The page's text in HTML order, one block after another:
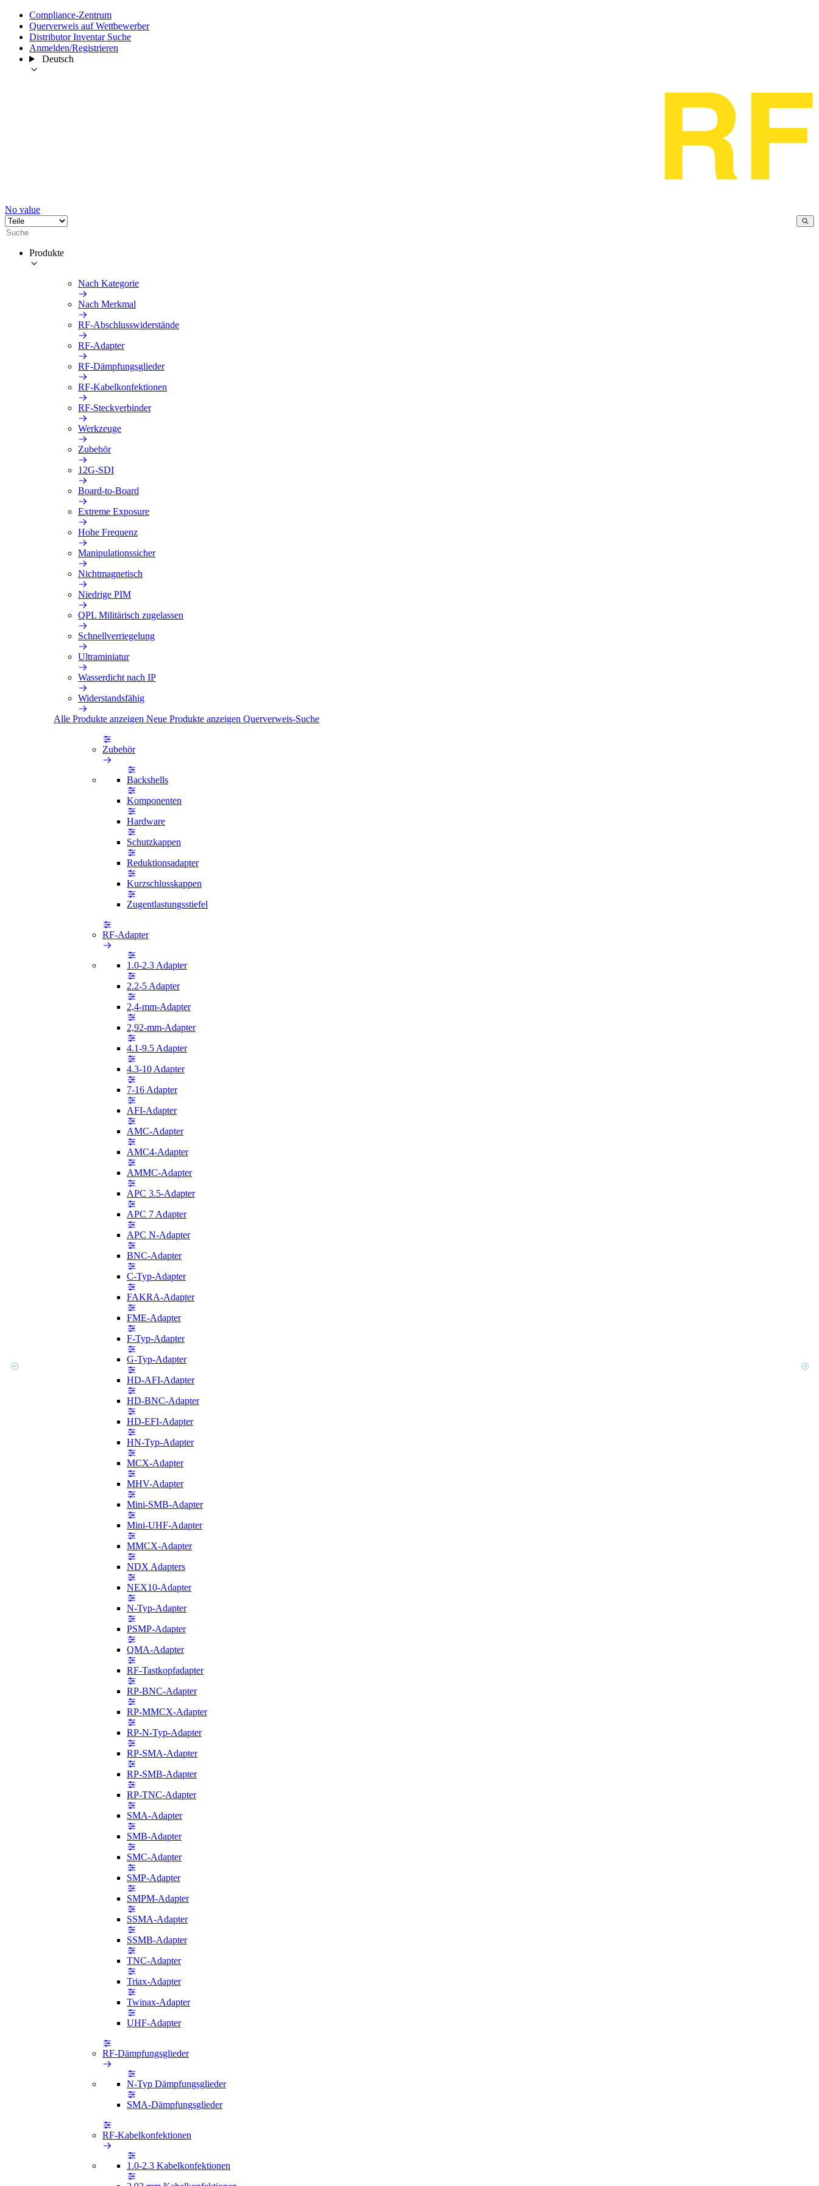
Compliance-Zentrum
Querverweis auf Wettbewerber
Distributor Inventar Suche
Anmelden/Registrieren
Deutsch
No value
Produkte
Nach Kategorie
Nach Merkmal
RF-Abschlusswiderstände
RF-Adapter
RF-Dämpfungsglieder
RF-Kabelkonfektionen
RF-Steckverbinder
Werkzeuge
Zubehör
12G-SDI
Board-to-Board
Extreme Exposure
Hohe Frequenz
Manipulationssicher
Nichtmagnetisch
Niedrige PIM
QPL Militärisch zugelassen
Schnellverriegelung
Ultraminiatur
Wasserdicht nach IP
Widerstandsfähig
Alle Produkte anzeigen Neue Produkte anzeigen Querverweis-Suche
Zubehör
Backshells
Komponenten
Hardware
Schutzkappen
Reduktionsadapter
Kurzschlusskappen
Zugentlastungsstiefel
RF-Adapter
1.0-2.3 Adapter
2.2-5 Adapter
2,4-mm-Adapter
2,92-mm-Adapter
4.1-9.5 Adapter
4.3-10 Adapter
7-16 Adapter
AFI-Adapter
AMC-Adapter
AMC4-Adapter
AMMC-Adapter
APC 3.5-Adapter
APC 7 Adapter
APC N-Adapter
BNC-Adapter
C-Typ-Adapter
FAKRA-Adapter
FME-Adapter
F-Typ-Adapter
G-Typ-Adapter
HD-AFI-Adapter
HD-BNC-Adapter
HD-EFI-Adapter
HN-Typ-Adapter
MCX-Adapter
MHV-Adapter
Mini-SMB-Adapter
Mini-UHF-Adapter
MMCX-Adapter
NDX Adapters
NEX10-Adapter
N-Typ-Adapter
PSMP-Adapter
QMA-Adapter
RF-Tastkopfadapter
RP-BNC-Adapter
RP-MMCX-Adapter
RP-N-Typ-Adapter
RP-SMA-Adapter
RP-SMB-Adapter
RP-TNC-Adapter
SMA-Adapter
SMB-Adapter
SMC-Adapter
SMP-Adapter
SMPM-Adapter
SSMA-Adapter
SSMB-Adapter
TNC-Adapter
Triax-Adapter
Twinax-Adapter
UHF-Adapter
RF-Dämpfungsglieder
N-Typ Dämpfungsglieder
SMA-Dämpfungsglieder
RF-Kabelkonfektionen
1.0-2.3 Kabelkonfektionen